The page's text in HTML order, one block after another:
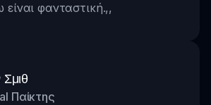
φανταστική.,,
Σμιθ
Παίκτης